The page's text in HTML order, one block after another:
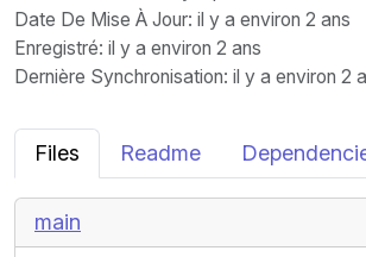
Date De Mise À Jour: il y a environ 2 ans
Enregistré: il y a environ 2 ans
Dernière Synchronisation: il y a environ 2
Files Readme
main